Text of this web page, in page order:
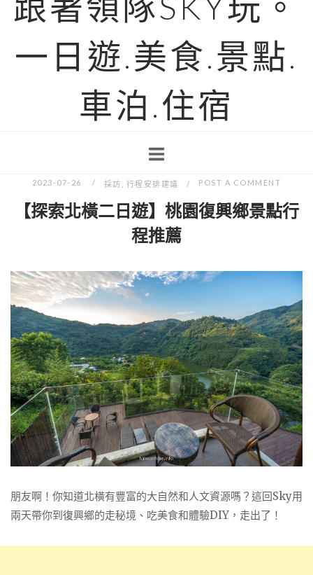
一日遊.美食.景點.
車泊.住宿
2023-07-26 採訪 行程安排建議 POST A COMMENT
【探索北橫二日遊】桃園復興鄉景點行
程推薦
朋友啊！你知道北橫有豐富的大自然和人文資源嗎？這回Sky用
兩天帶你到復興鄉的走秘境、吃美食和體驗DIY，走出了！